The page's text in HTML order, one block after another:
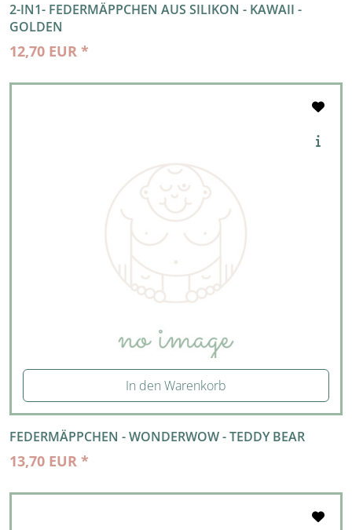
2-IN1- FEDERMÄPPCHEN AUS SILIKON - KAWAII -
GOLDEN
12,70 EUR *
In den Warenkorb
FEDERMÄPPCHEN - WONDERWOW - TEDDY BEAR
13,70 EUR *